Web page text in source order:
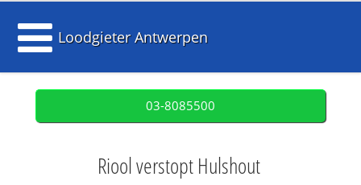
Loodgieter Antwerpen
03-8085500
Riool verstopt Hulshout